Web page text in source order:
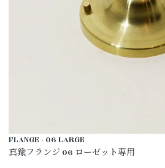
FLANGE - 06 LARGE
真鍮フランジ 06 ローゼット専用